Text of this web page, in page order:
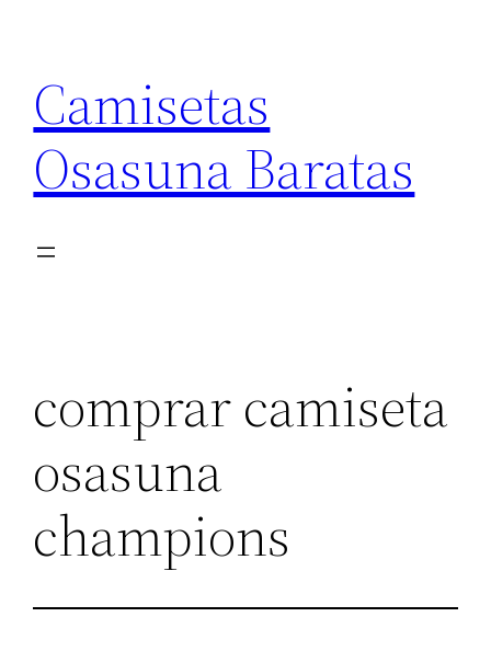
contenido
Camisetas
Osasuna Baratas
comprar camiseta
osasuna
champions